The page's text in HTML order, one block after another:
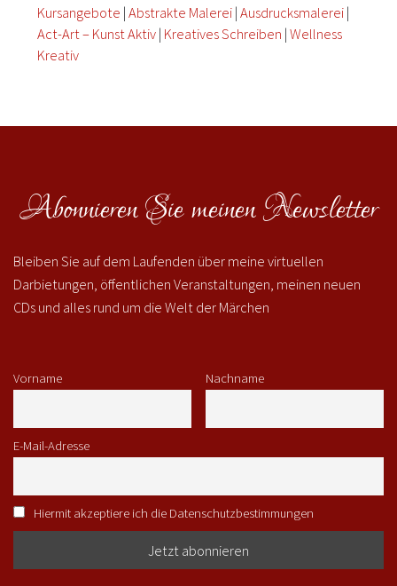
Kursangebote |Abstrakte Malerei |Ausdrucksmalerei |
Act-Art – Kunst Aktiv | Kreatives Schreiben |Wellness
Kreativ
Abonnieren Sie meinen Newsletter
Bleiben Sie auf dem Laufenden über meine virtuellen
Darbietungen, öffentlichen Veranstaltungen, meinen neuen
CDs und alles rund um die Welt der Märchen
Vorname Nachname
E-Mail-Adresse
Hiermit akzeptiere ich die Datenschutzbestimmungen